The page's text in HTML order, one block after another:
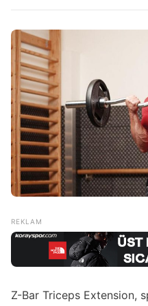
Z-Bar Triceps Extension,